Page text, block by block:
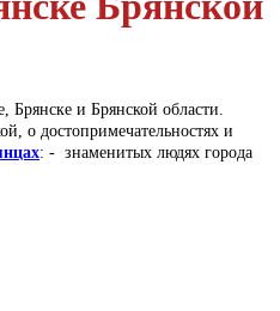
и Брянской области.
о достопримечательностях и
: - знаменитых людях города